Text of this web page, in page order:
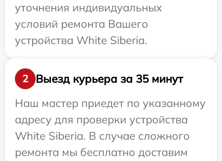
уточнения индивидуальных
условий ремонта Вашего
устройства White Siberia.
2
Выезд курьера за 35 минут
Наш мастер приедет по указанному
адресу для проверки устройства
White Siberia. В случае сложного
ремонта мы бесплатно доставим